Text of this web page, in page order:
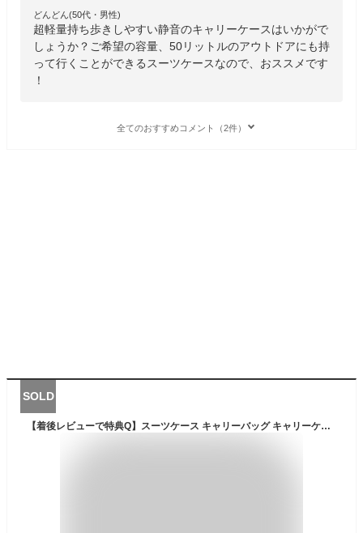
どんどん(50代・男性)
超軽量持ち歩きしやすい静音のキャリーケースはいかがで
しょうか？ご希望の容量、50リットルのアウトドアにも持
って行くことができるスーツケースなので、おススメです
！
全てのおすすめコメント（2件）
SOLD
【着後レビューで特典Q】スーツケース キャリーバッグ キャリーケース Mサイズ 50L TSAロック付 4輪 ダブルキャスター 超軽量 中型 鏡面加工 光沢 4〜6泊 送料無料 ###ケース227-M###